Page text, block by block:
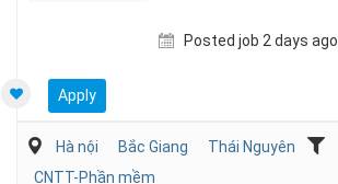
Posted job 2 days ago
Apply
Hà nội Bắc Giang
Thái Nguyên
CNTT-Phần mềm